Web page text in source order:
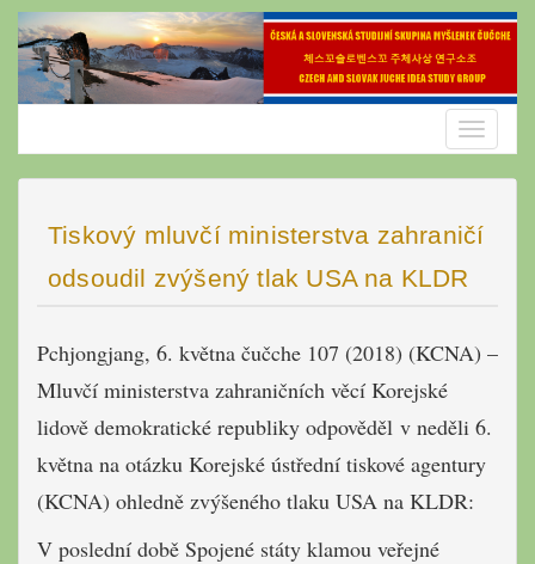
Skip
content
Toggle
Tiskový mluvčí ministerstva zahraničí
odsoudil zvýšený tlak USA na KLDR
Pchjongjang, 6. května čučche 107 (2018) (KCNA) –
Mluvčí ministerstva zahraničních věcí Korejské
lidově demokratické republiky odpověděl v neděli 6.
května na otázku Korejské ústřední tiskové agentury
(KCNA) ohledně zvýšeného tlaku USA na KLDR:
V poslední době Spojené státy klamou veřejné